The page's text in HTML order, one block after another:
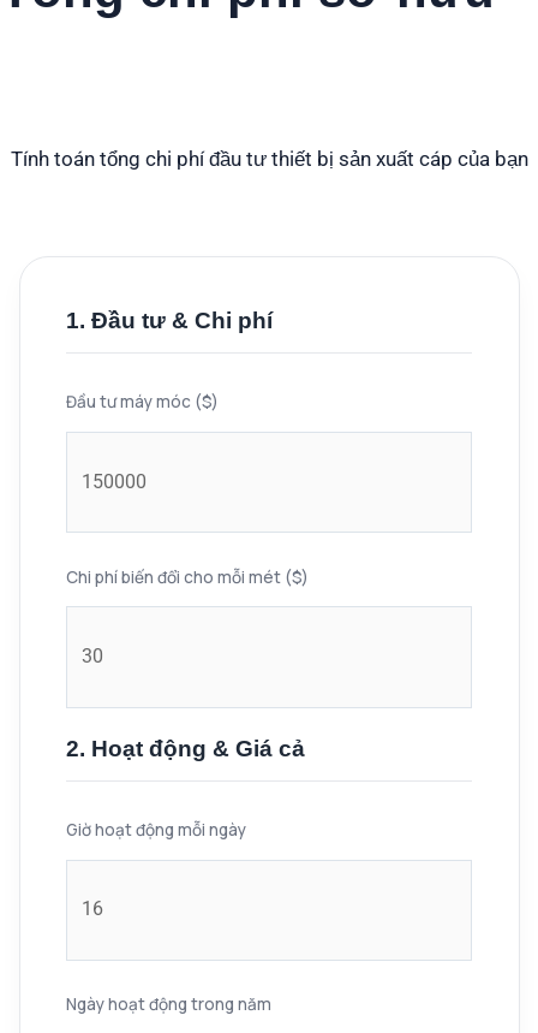
Tính toán tổng chi phí đầu tư thiết bị sản xuất cáp của bạn
1. Đầu tư & Chi phí
Đầu tư máy móc ($)
Chi phí biến đổi cho mỗi mét ($)
2. Hoạt động & Giá cả
Giờ hoạt động mỗi ngày
Ngày hoạt động trong năm